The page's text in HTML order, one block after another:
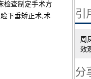
检查制定手术方
下垂矫正术,术
引
周
效
分